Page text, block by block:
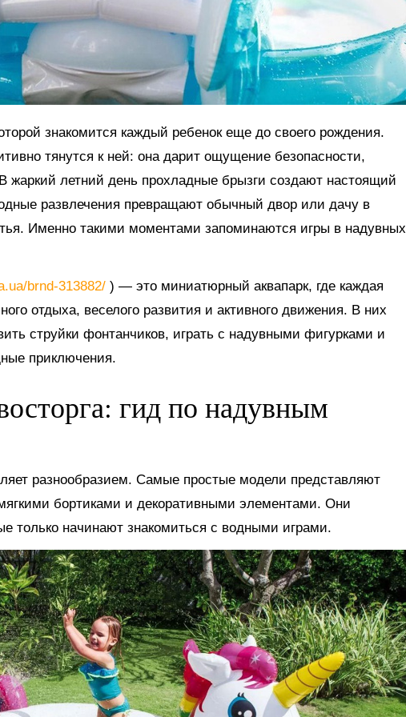
знакомится каждый ребенок еще до своего рождения.
тянутся к ней: она дарит ощущение безопасности,
жаркий летний день прохладные брызги создают настоящий
развлечения превращают обычный двор или дачу в
Именно такими моментами запоминаются игры в надувных
brnd-313882/ ) — это миниатюрный аквапарк, где каждая
отдыха, веселого развития и активного движения. В них
струйки фонтанчиков, играть с надувными фигурками и
приключения.
гид по надувным
разнообразием. Самые простые модели представляют
бортиками и декоративными элементами. Они
только начинают знакомиться с водными играми.